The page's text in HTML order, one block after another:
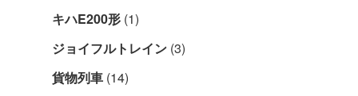
キハE200形 (1)
ジョイフルトレイン (3)
貨物列車 (14)